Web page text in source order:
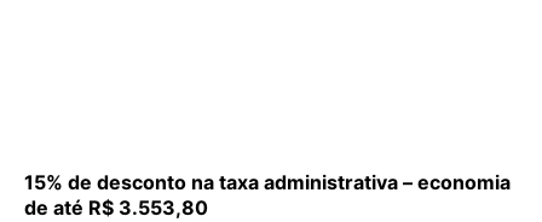
15% de desconto na taxa administrativa – economia
de até R$ 3.553,80